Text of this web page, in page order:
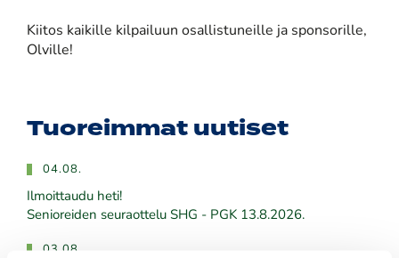
Kiitos kaikille kilpailuun osallistuneille ja sponsorille,
Olville!
Tuoreimmat uutiset
04.08.
Ilmoittaudu heti!
​​​​​​​Senioreiden seuraottelu SHG - PGK 13.8.2026.
03.08.